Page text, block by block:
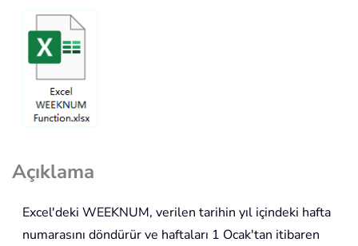
Açıklama
Excel'deki WEEKNUM, verilen tarihin yıl içindeki hafta
numarasını döndürür ve haftaları 1 Ocak'tan itibaren